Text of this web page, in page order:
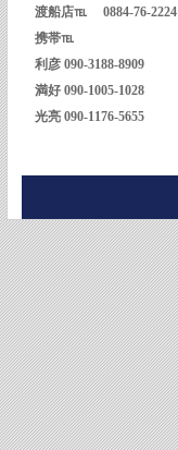
渡船店℡ 0884-76-2224
携帯℡
利彦 090-3188-8909
満好 090-1005-1028
光亮 090-1176-5655